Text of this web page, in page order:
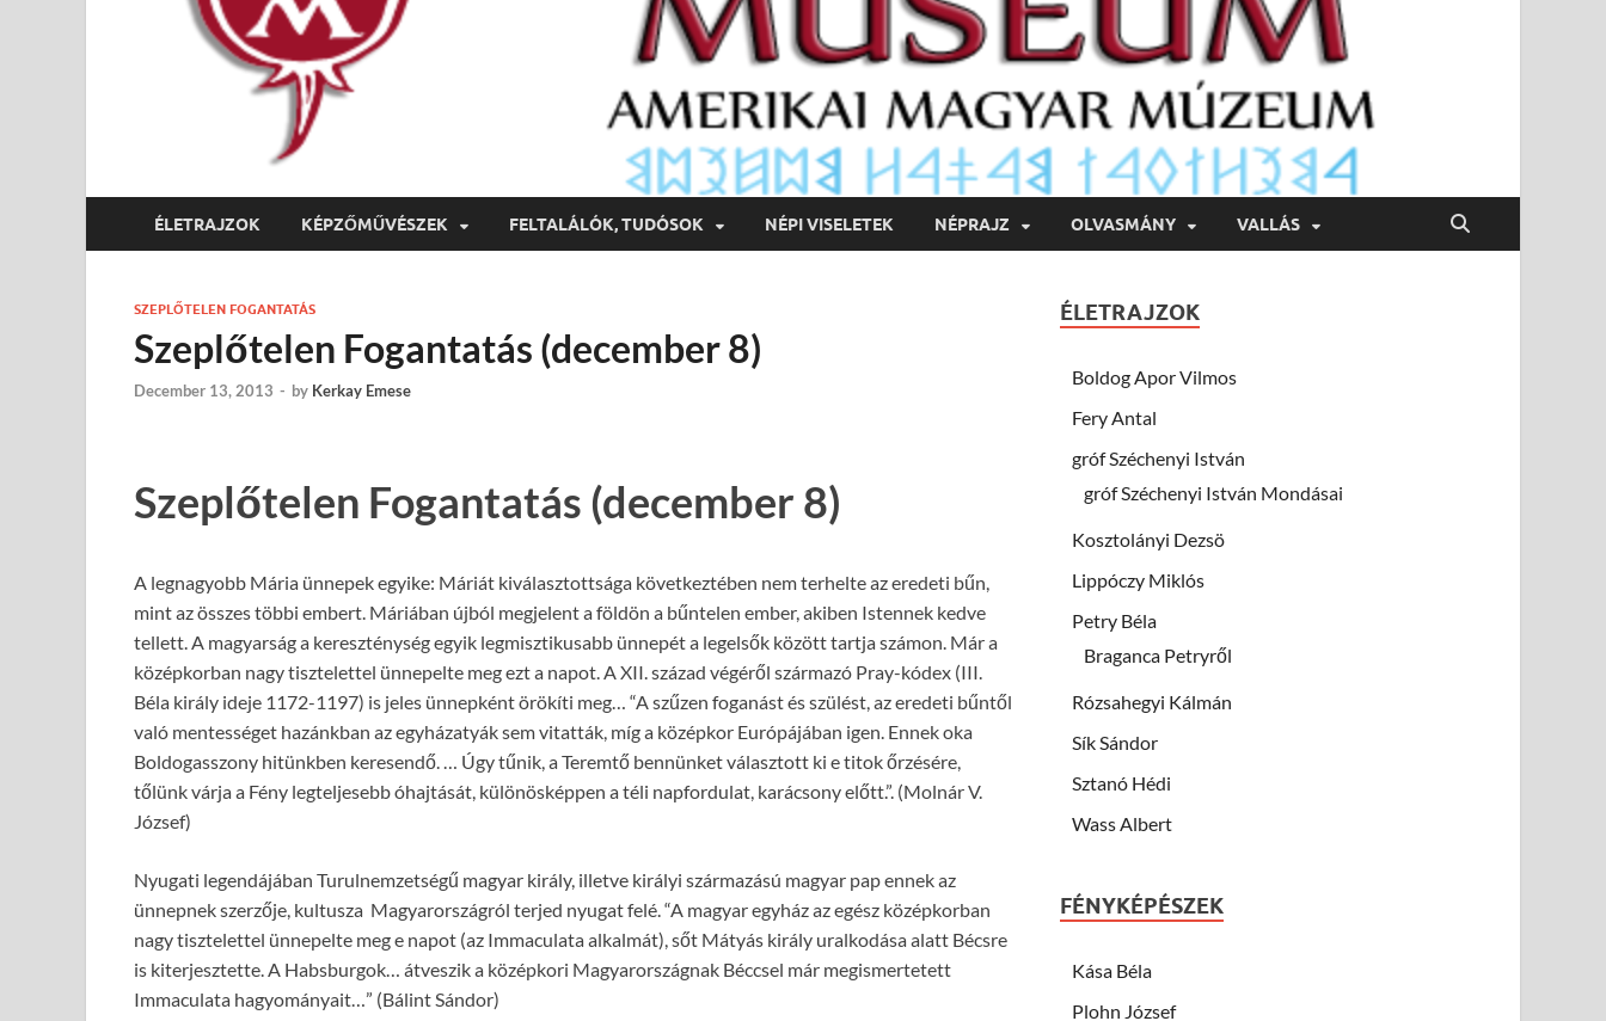
ÉLETRAJZOK KÉPZŐMŰVÉSZEK FELTALÁLÓK, TUDÓSOK NÉPI VISELETEK NÉPRAJZ OLVASMÁNY VALLÁS
SZEPLŐTELEN FOGANTATÁS
Szeplőtelen Fogantatás (december 8)
December 13, 2013 - by Kerkay Emese
Szeplőtelen Fogantatás (december 8)
A legnagyobb Mária ünnepek egyike: Máriát kiválasztottsága következtében nem terhelte az eredeti bűn,
mint az összes többi embert. Máriában újból megjelent a földön a bűntelen ember, akiben Istennek kedve
tellett. A magyarság a kereszténység egyik legmisztikusabb ünnepét a legelsők között tartja számon. Már a
középkorban nagy tisztelettel ünnepelte meg ezt a napot. A XII. század végéről származó Pray-kódex (III.
Béla király ideje 1172-1197) is jeles ünnepként örökíti meg… “A szűzen foganást és szülést, az eredeti bűntől
való mentességet hazánkban az egyházatyák sem vitatták, míg a középkor Európájában igen. Ennek oka
Boldogasszony hitünkben keresendő. … Úgy tűnik, a Teremtő bennünket választott ki e titok őrzésére,
tőlünk várja a Fény legteljesebb óhajtását, különösképpen a téli napfordulat, karácsony előtt.”. (Molnár V.
József)
Nyugati legendájában Turulnemzetségű magyar király, illetve királyi származású magyar pap ennek az
ünnepnek szerzője, kultusza Magyarországról terjed nyugat felé. “A magyar egyház az egész középkorban
nagy tisztelettel ünnepelte meg e napot (az Immaculata alkalmát), sőt Mátyás király uralkodása alatt Bécsre
is kiterjesztette. A Habsburgok… átveszik a középkori Magyarországnak Béccsel már megismertetett
Immaculata hagyományait…” (Bálint Sándor)
ÉLETRAJZOK
Boldog Apor Vilmos
Fery Antal
gróf Széchenyi István
gróf Széchenyi István Mondásai
Kosztolányi Dezsö
Lippóczy Miklós
Petry Béla
Braganca Petryről
Rózsahegyi Kálmán
Sík Sándor
Sztanó Hédi
Wass Albert
FÉNYKÉPÉSZEK
Kása Béla
Plohn József